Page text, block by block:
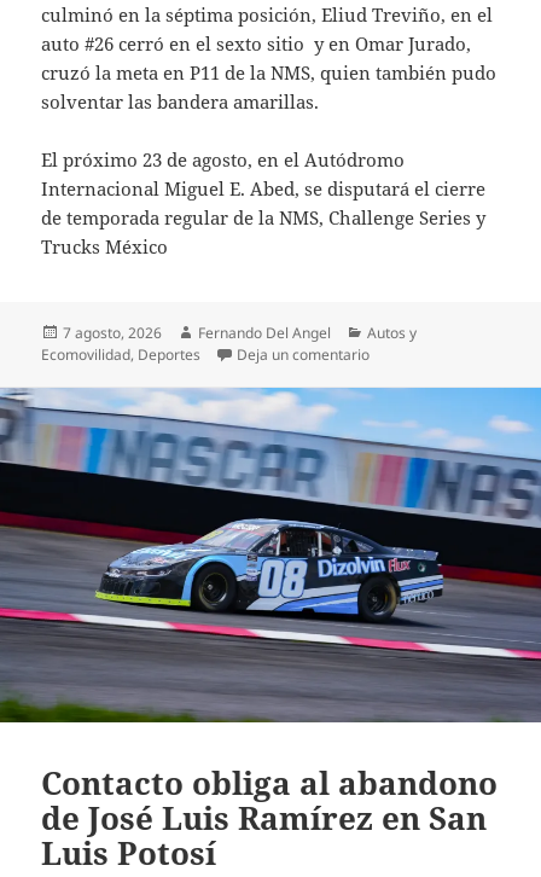
culminó en la séptima posición, Eliud Treviño, en el
auto #26 cerró en el sexto sitio y en Omar Jurado,
cruzó la meta en P11 de la NMS, quien también pudo
solventar las bandera amarillas.
El próximo 23 de agosto, en el Autódromo
Internacional Miguel E. Abed, se disputará el cierre
de temporada regular de la NMS, Challenge Series y
Trucks México
Publicado
el
7 agosto, 2026 Autor
Fernando Del Angel Categorías
Autos y
Ecomovilidad, Deportes Deja un comentarioen Rubén Rovelo
Contacto obliga al abandono
de José Luis Ramírez en San
Luis Potosí